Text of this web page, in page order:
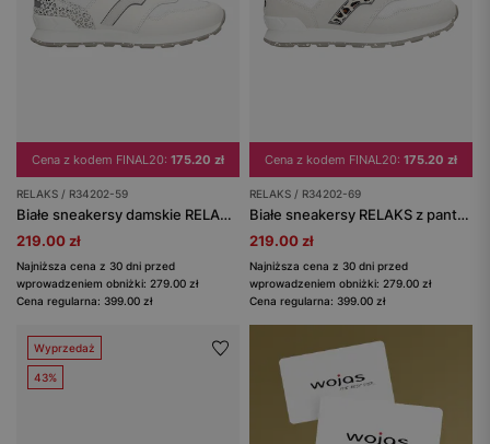
Cena z kodem FINAL20: 175.20 zł
RELAKS / R34202-59
Białe sneakersy damskie RELAKS z aplikacją w srebrną panterkę
219.00 zł
Najniższa cena z 30 dni przed
wprowadzeniem obniżki: 279.00 zł
Cena regularna: 399.00 zł
Cena z kodem FINAL20: 175.20 zł
RELAKS / R34202-69
Białe sneakersy RELAKS z panterkowymi elementami
219.00 zł
Najniższa cena z 30 dni przed
wprowadzeniem obniżki: 279.00 zł
Cena regularna: 399.00 zł
Wyprzedaż
43%